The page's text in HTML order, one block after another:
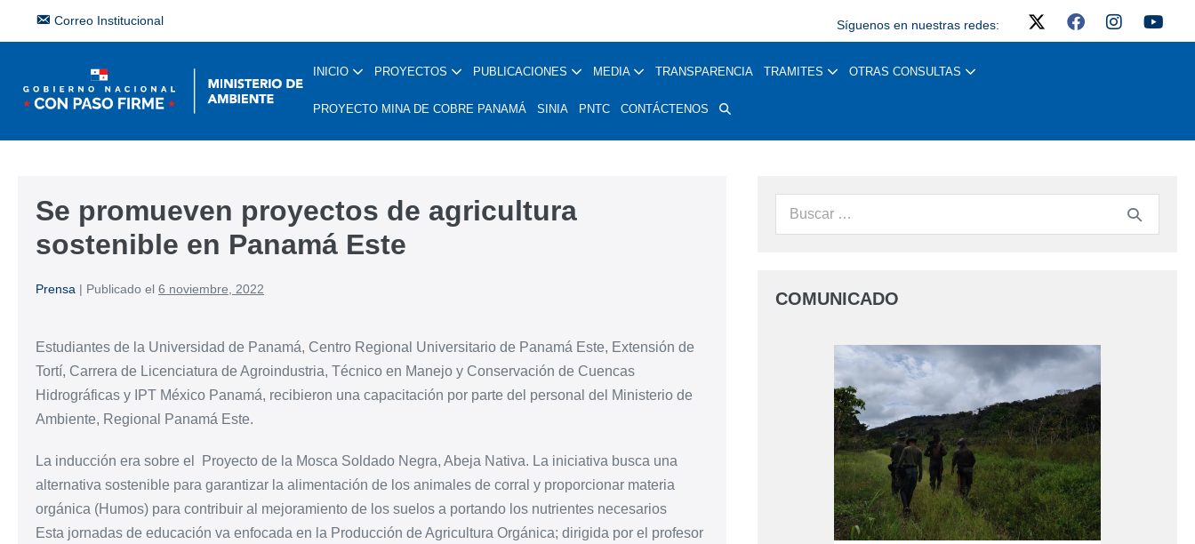
Correo Institucional Síguenos en nuestras redes:
INICIO PROYECTOS PUBLICACIONES MEDIA TRANSPARENCIA TRAMITES OTRAS CONSULTAS
PROYECTO MINA DE COBRE PANAMÁ SINIA PNTC CONTÁCTENOS
Se promueven proyectos de agricultura
sostenible en Panamá Este
Prensa | Publicado el 6 noviembre, 2022
Estudiantes de la Universidad de Panamá, Centro Regional Universitario de Panamá Este, Extensión de
Tortí, Carrera de Licenciatura de Agroindustria, Técnico en Manejo y Conservación de Cuencas
Hidrográficas y IPT México Panamá, recibieron una capacitación por parte del personal del Ministerio de
Ambiente, Regional Panamá Este.
La inducción era sobre el Proyecto de la Mosca Soldado Negra, Abeja Nativa. La iniciativa busca una
alternativa sostenible para garantizar la alimentación de los animales de corral y proporcionar materia
orgánica (Humos) para contribuir al mejoramiento de los suelos a portando los nutrientes necesarios
Esta jornadas de educación va enfocada en la Producción de Agricultura Orgánica; dirigida por el profesor
COMUNICADO